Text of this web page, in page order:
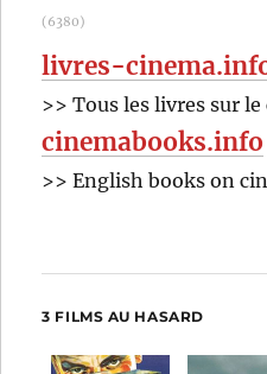
(6380)
livres-
>> Tous les livres sur le
cinemabooks.info
>> English books on
3 FILMS AU HASARD